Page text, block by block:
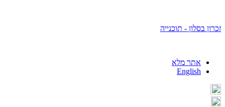
זכרון בסלון - תוכנייה
אתר מלא
English